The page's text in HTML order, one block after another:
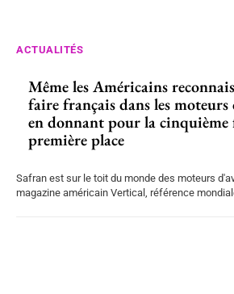
ACTUALITÉS
Même les Américains
faire français dans les moteurs
en donnant pour la cinquième
première place
Safran est sur le toit du monde des moteurs d'avions. Chaque
magazine américain Vertical, référence